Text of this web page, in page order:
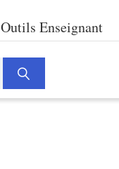
Outils Enseignant